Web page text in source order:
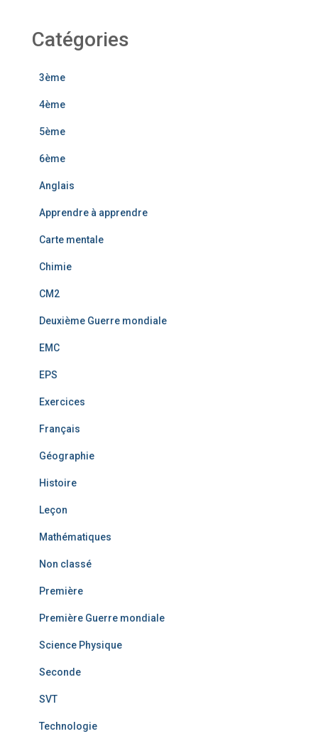
Catégories
3ème
4ème
5ème
6ème
Anglais
Apprendre à apprendre
Carte mentale
Chimie
CM2
Deuxième Guerre mondiale
EMC
EPS
Exercices
Français
Géographie
Histoire
Leçon
Mathématiques
Non classé
Première
Première Guerre mondiale
Science Physique
Seconde
SVT
Technologie